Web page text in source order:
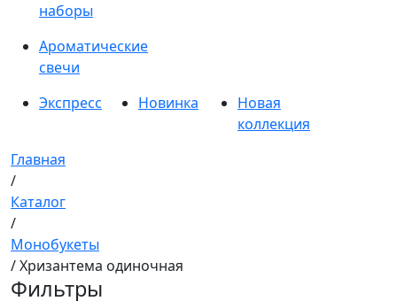
наборы
Ароматические
свечи
Экспресс
Новинка
Новая
коллекция
Главная
/
Каталог
/
Монобукеты
/ Хризантема одиночная
Фильтры